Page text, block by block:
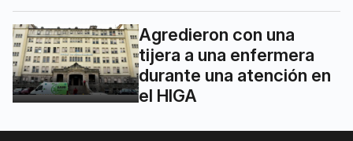
Agredieron con una
tijera a una enfermera
durante una atención en
el HIGA